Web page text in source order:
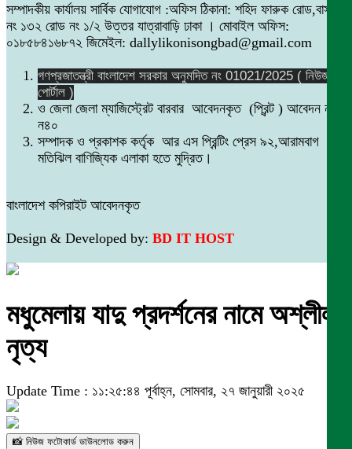
সম্পাদকীয় কার্যালয় সার্বিক যোগাযোগ :অফিস ঠিকানা: শহিদ ফারুক রোড,বাসা
নং ১৩২ রোড নং ১/২ উত্তর যাত্রাবাড়ি ঢাকা । মোবাইল অফিস:
০১৮৫৮৪১৬৮৭২ জিমেইল: dallylikonisongbad@gmail.com
গণপ্রজাতন্ত্রী বাংলাদেশ সরকার অনুমদিত নং 01021/2025 ( নিউজ
পোর্টাল )
ও জেলা জেলা ম্যাজিস্ট্রেট বারবার আবেদনকৃত (প্রিন্ট ) আবেদন নং
ন৪০
সম্পাদক ও প্রকাশক কর্তৃক আর এস প্রিন্টিং প্রেস ৯২,আরামবাগ
মতিঝিল বাণিজ্যিক এলাকা হতে মুদ্রিত।
বাংলাদেশ কপিরাইট আবেদনকৃত
Design & Developed by: BD IT HOST
মধুমেলায় যাদু প্রদর্শনের নামে অশ্লীল
নৃত্য
Update Time : ১১:২৫:৪৪ পূর্বাহ্ন, সোমবার, ২৭ জানুয়ারী ২০২৫
📸 নিউজ ফটোকার্ড ডাউনলোড করুন